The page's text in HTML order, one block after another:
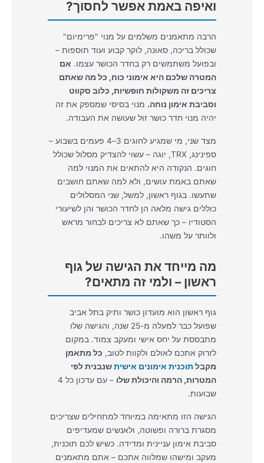
ואיפה באמת אפשר לחסוך?
הרבה מתאמנים משלמים על מנוי "פרימיום"
שכולל בריכה, סאונה, לוקר קבוע ועוד תוספות –
ובפועל משתמשים רק בחדר הכושר עצמו. אם
המטרה שלכם היא אימוני כוח, כל מה שאתם
צריכים זה משקולות חופשיות, כלוב סקווט
וסביבת אימון נוחה. מנוי בסיסי שמספק את זה
יהיה מנוי חדר כושר זול שעושה את העבודה.
מצד שני, מי שמגיע לחוגים 3–4 פעמים בשבוע –
ספינינג, TRX, יוגה – עשוי להצדיק מסלול שכולל
חוגים. הנקודה היא להתאים את המנוי למה
שאתם באמת עושים, ולא למה שאתם חושבים
שתעשו. בגוף ראשון, למשל, שני המסלולים
כוללים גישה מלאה הן לחדר הכושר והן לשיעורי
הסטודיו – כך שאתם לא צריכים לבחור מראש
ולוותר על משהו.
מה מייחד את הגישה של גוף
ראשון – ולמי זה מתאים?
גוף ראשון הוא מועדון כושר ותיק בתל אביב
שפועל כבר למעלה מ-25 שנה, והגישה שלו
מתבססת על יחס אישי ומעקב צמוד. במקום
לזרוק אתכם לאולם ולקוות לטוב, כל מתאמן
מקבל תוכנית אימונים אישיתשנבנית לפי
המטרות, הרמה והיכולת שלו
– עם עדכון כל 4
שבועות.
הגישה הזו מתאימה במיוחד למתחילים שצריכים
מסגרת ברורה ופשוטה, ולאנשים שמעדיפים
סביבת אימון עניינית ומדידה. כשיש לכם תוכנית,
מעקב ומישהו שמלווה אתכם – אתם מתאמנים